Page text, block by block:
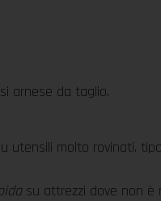
arnese da taglio.
utensili molto rovinati.
su attrezzi dove non è